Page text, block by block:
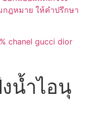
กฎหมาย ให้คำปรึกษา
chanel gucci dior
น้ำไอนุ